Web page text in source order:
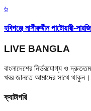
৬
হবিগঞ্জে নাসীরুদ্দীন পাটোয়ারী-
LIVE BANGLA
বাংলাদেশের নির্ভরযোগ্য ও
খবর জানতে আমাদের সাথে থাকুন।
ক্যাটাগরি